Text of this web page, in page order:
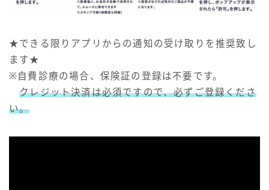
★できる限りアプリからの通知の受け取りを推奨致し
ます★
※自費診療の場合、保険証の登録は不要です。
クレジット決済は必須ですので、必ずご登録くださ
い。